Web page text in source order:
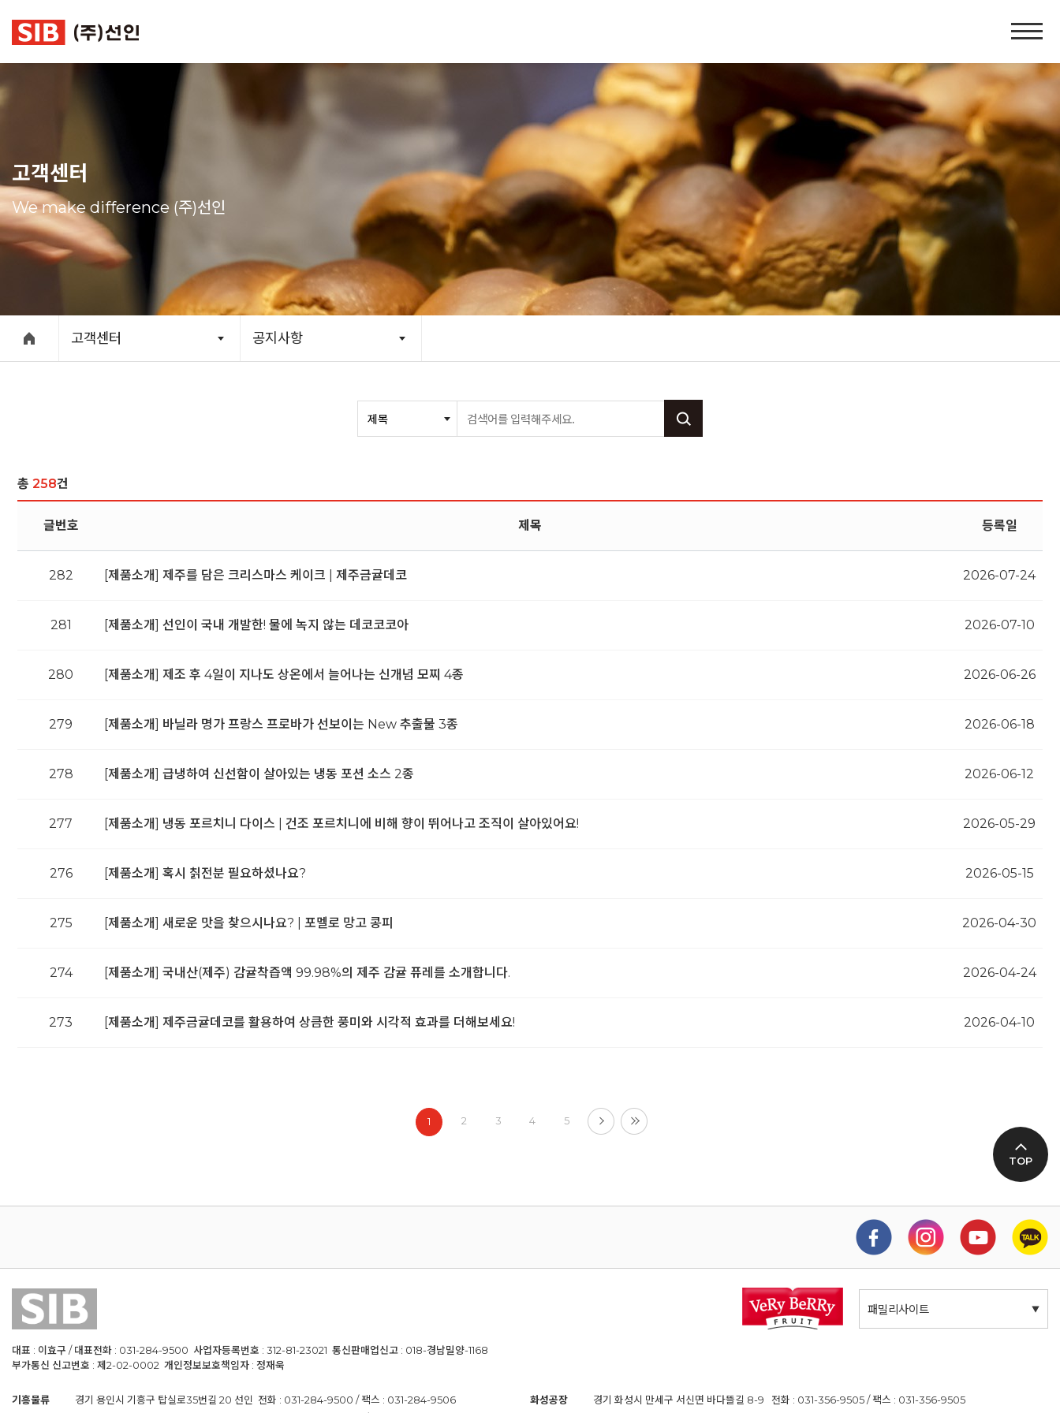
홈
이
지
비
게
이
고객센터
We make difference (주)선인
고객센터 공지사항
총 258건
글번호 제목 등록일
282 [제품소개] 제주를 담은 크리스마스 케이크 | 제주금귤데코 2026-07-24
281 [제품소개] 선인이 국내 개발한! 물에 녹지 않는 데코코코아 2026-07-10
280 [제품소개] 제조 후 4일이 지나도 상온에서 늘어나는 신개념 모찌 4종 2026-06-26
279 [제품소개] 바닐라 명가 프랑스 프로바가 선보이는 New 추출물 3종 2026-06-18
278 [제품소개] 급냉하여 신선함이 살아있는 냉동 포션 소스 2종 2026-06-12
277 [제품소개] 냉동 포르치니 다이스 | 건조 포르치니에 비해 향이 뛰어나고 조직이 살아있어요! 2026-05-29
276 [제품소개] 혹시 칡전분 필요하셨나요? 2026-05-15
275 [제품소개] 새로운 맛을 찾으시나요? | 포멜로 망고 콩피 2026-04-30
274 [제품소개] 국내산(제주) 감귤착즙액 99.98%의 제주 감귤 퓨레를 소개합니다. 2026-04-24
273 [제품소개] 제주금귤데코를 활용하여 상큼한 풍미와 시각적 효과를 더해보세요! 2026-04-10
1 2 3 4 5
TOP
패밀리사이트
대표 : 이효구 / 대표전화 : 031-284-9500 사업자등록번호 : 312-81-23021 통신판매업신고 : 018-경남밀양-1168
부가통신 신고번호 : 제2-02-0002 개인정보보호책임자 : 정재욱
기흥물류
경기 용인시 기흥구 탑실로35번길 20 선인 전화 : 031-284-9500 / 팩스 : 031-284-9506
화성공장
경기 화성시 만세구 서신면 바다뜰길 8-9 전화 : 031-356-9505 / 팩스 : 031-356-9505